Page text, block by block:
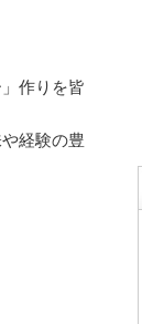
作りを皆
経験の豊